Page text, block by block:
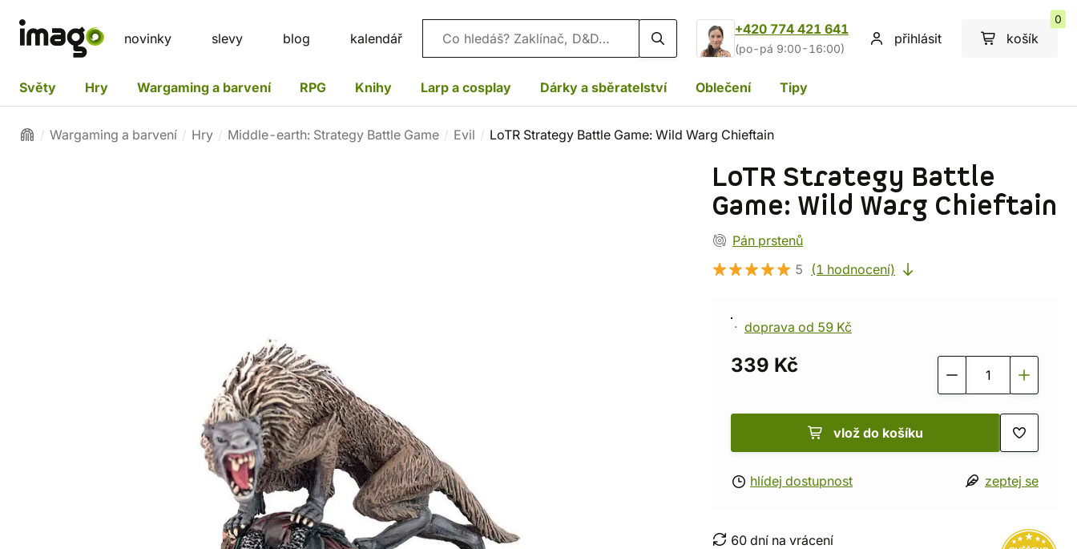
novinky slevy blog kalendář Vyhledávání
+420 774 421 641
(po-pá 9:00-16:00)
přihlásit košík
0
Světy Hry Wargaming a barvení RPG Knihy Larp a cosplay Dárky a sběratelství Oblečení Tipy
Wargaming a barvení Hry Middle-earth: Strategy Battle Game Evil LoTR Strategy Battle Game: Wild Warg Chieftain
LoTR Strategy Battle
Game: Wild Warg Chieftain
Pán prstenů
5
(1 hodnocení)
doprava od 59 Kč
339 Kč
vlož do košíku
hlídej dostupnost zeptej se
60 dní na vrácení